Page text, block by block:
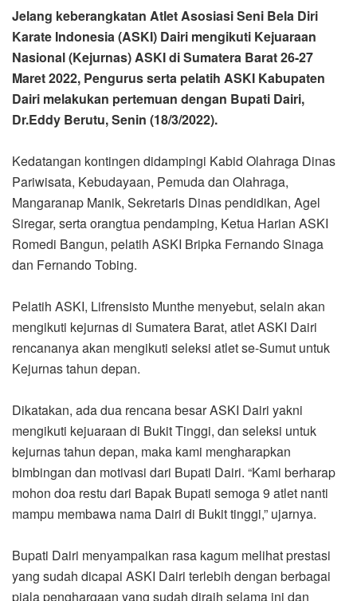
Jelang keberangkatan Atlet Asosiasi Seni Bela Diri
Karate Indonesia (ASKI) Dairi mengikuti Kejuaraan
Nasional (Kejurnas) ASKI di Sumatera Barat 26-27
Maret 2022, Pengurus serta pelatih ASKI Kabupaten
Dairi melakukan pertemuan dengan Bupati Dairi,
Dr.Eddy Berutu, Senin (18/3/2022).
Kedatangan kontingen didampingi Kabid Olahraga Dinas
Pariwisata, Kebudayaan, Pemuda dan Olahraga,
Mangaranap Manik, Sekretaris Dinas pendidikan, Agel
Siregar, serta orangtua pendamping, Ketua Harian ASKI
Romedi Bangun, pelatih ASKI Bripka Fernando Sinaga
dan Fernando Tobing.
Pelatih ASKI, Lifrensisto Munthe menyebut, selain akan
mengikuti kejurnas di Sumatera Barat, atlet ASKI Dairi
rencananya akan mengikuti seleksi atlet se-Sumut untuk
Kejurnas tahun depan.
Dikatakan, ada dua rencana besar ASKI Dairi yakni
mengikuti kejuaraan di Bukit Tinggi, dan seleksi untuk
kejurnas tahun depan, maka kami mengharapkan
bimbingan dan motivasi dari Bupati Dairi. “Kami berharap
mohon doa restu dari Bapak Bupati semoga 9 atlet nanti
mampu membawa nama Dairi di Bukit tinggi,” ujarnya.
Bupati Dairi menyampaikan rasa kagum melihat prestasi
yang sudah dicapai ASKI Dairi terlebih dengan berbagai
piala penghargaan yang sudah diraih selama ini dan